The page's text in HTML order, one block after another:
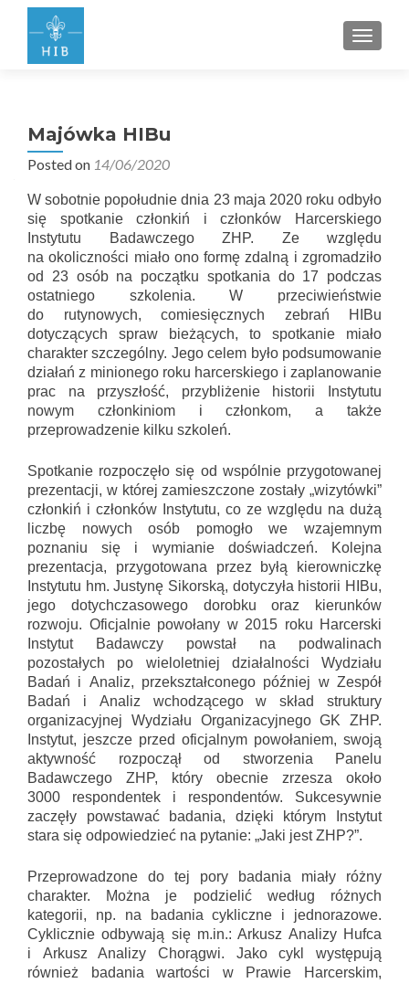
Majówka HIBu
Posted on 14/06/2020
W sobotnie popołudnie dnia 23 maja 2020 roku odbyło
się spotkanie członkiń i członków Harcerskiego
Instytutu Badawczego ZHP. Ze względu
na okoliczności miało ono formę zdalną i zgromadziło
od 23 osób na początku spotkania do 17 podczas
ostatniego szkolenia. W przeciwieństwie
do rutynowych, comiesięcznych zebrań HIBu
dotyczących spraw bieżących, to spotkanie miało
charakter szczególny. Jego celem było podsumowanie
działań z minionego roku harcerskiego i zaplanowanie
prac na przyszłość, przybliżenie historii Instytutu
nowym członkiniom i członkom, a także
przeprowadzenie kilku szkoleń.
Spotkanie rozpoczęło się od wspólnie przygotowanej
prezentacji, w której zamieszczone zostały „wizytówki”
członkiń i członków Instytutu, co ze względu na dużą
liczbę nowych osób pomogło we wzajemnym
poznaniu się i wymianie doświadczeń. Kolejna
prezentacja, przygotowana przez byłą kierowniczkę
Instytutu hm. Justynę Sikorską, dotyczyła historii HIBu,
jego dotychczasowego dorobku oraz kierunków
rozwoju. Oficjalnie powołany w 2015 roku Harcerski
Instytut Badawczy powstał na podwalinach
pozostałych po wieloletniej działalności Wydziału
Badań i Analiz, przekształconego później w Zespół
Badań i Analiz wchodzącego w skład struktury
organizacyjnej Wydziału Organizacyjnego GK ZHP.
Instytut, jeszcze przed oficjalnym powołaniem, swoją
aktywność rozpoczął od stworzenia Panelu
Badawczego ZHP, który obecnie zrzesza około
3000 respondentek i respondentów. Sukcesywnie
zaczęły powstawać badania, dzięki którym Instytut
stara się odpowiedzieć na pytanie: „Jaki jest ZHP?”.
Przeprowadzone do tej pory badania miały różny
charakter. Można je podzielić według różnych
kategorii, np. na badania cykliczne i jednorazowe.
Cyklicznie odbywają się m.in.: Arkusz Analizy Hufca
i Arkusz Analizy Chorągwi. Jako cykl występują
również badania wartości w Prawie Harcerskim,